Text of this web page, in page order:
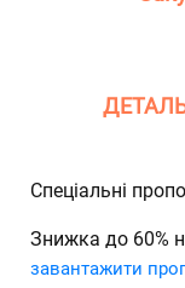
Спеціальні
Знижка до 60%
завантажити